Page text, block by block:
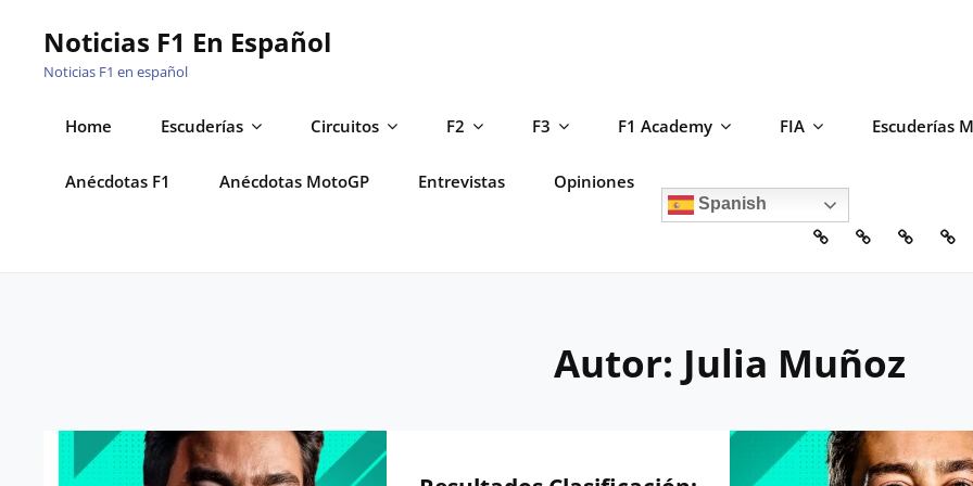
contenido
Noticias F1 En Español
Noticias F1 en español
Home Escuderías Circuitos F2 F3 F1 Academy FIA Escuderías
Anécdotas F1 Anécdotas MotoGP Entrevistas Opiniones
Spanish
HomeEscuderías
Circuitos
F2
Autor: Julia Muñoz